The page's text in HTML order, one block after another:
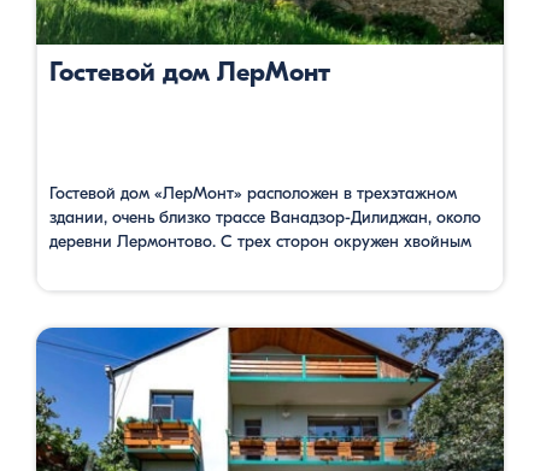
Гостевой дом ЛерМонт
Гостевой дом «ЛерМонт» расположен в трехэтажном
здании, очень близко трассе Ванадзор-Дилиджан, около
деревни Лермонтово. С трех сторон окружен хвойным
просторных номеров, со своими ванными комнатами,
бар, ресторан, террасу. Oдин номер семейный, где есть …